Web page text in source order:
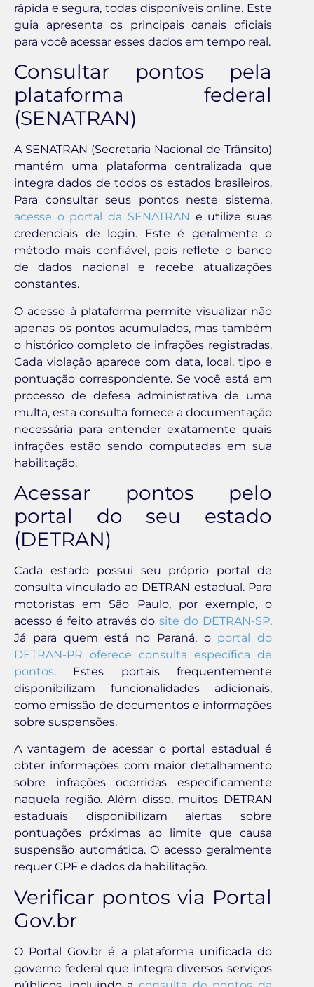
rápida e segura, todas disponíveis online. Este
guia apresenta os principais canais oficiais
para você acessar esses dados em tempo real.
Consultar pontos pela
plataforma federal
(SENATRAN)
A SENATRAN (Secretaria Nacional de Trânsito)
mantém uma plataforma centralizada que
integra dados de todos os estados brasileiros.
Para consultar seus pontos neste sistema,
acesse o portal da SENATRAN e utilize suas
credenciais de login. Este é geralmente o
método mais confiável, pois reflete o banco
de dados nacional e recebe atualizações
constantes.
O acesso à plataforma permite visualizar não
apenas os pontos acumulados, mas também
o histórico completo de infrações registradas.
Cada violação aparece com data, local, tipo e
pontuação correspondente. Se você está em
processo de defesa administrativa de uma
multa, esta consulta fornece a documentação
necessária para entender exatamente quais
infrações estão sendo computadas em sua
habilitação.
Acessar pontos pelo
portal do seu estado
(DETRAN)
Cada estado possui seu próprio portal de
consulta vinculado ao DETRAN estadual. Para
motoristas em São Paulo, por exemplo, o
acesso é feito através dosite do DETRAN-SP.
Já para quem está no Paraná, o portal do
DETRAN-PR oferece consulta específica de
pontos. Estes portais frequentemente
disponibilizam funcionalidades adicionais,
como emissão de documentos e informações
sobre suspensões.
A vantagem de acessar o portal estadual é
obter informações com maior detalhamento
sobre infrações ocorridas especificamente
naquela região. Além disso, muitos DETRAN
estaduais disponibilizam alertas sobre
pontuações próximas ao limite que causa
suspensão automática. O acesso geralmente
requer CPF e dados da habilitação.
Verificar pontos via Portal
Gov.br
O Portal Gov.br é a plataforma unificada do
governo federal que integra diversos serviços